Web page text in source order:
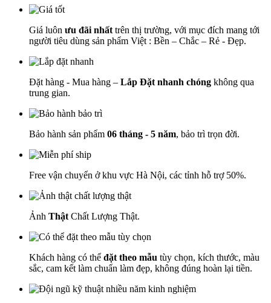
Giá luôn ưu đãi nhất trên thị trường, với mục đích mang tới
người tiêu dùng sản phẩm Việt : Bền – Chắc – Rẻ - Đẹp.
Đặt hàng - Mua hàng – Lắp Đặt nhanh chóng không qua
trung gian.
Bảo hành sản phẩm 06 tháng - 5 năm, bảo trì trọn đời.
Free vận chuyển ở khu vực Hà Nội, các tỉnh hỗ trợ 50%.
Ảnh Thật Chất Lượng Thật.
Khách hàng có thể đặt theo mẫu tùy chọn, kích thước, màu
sắc, cam kết làm chuẩn làm đẹp, không đúng hoàn lại tiền.